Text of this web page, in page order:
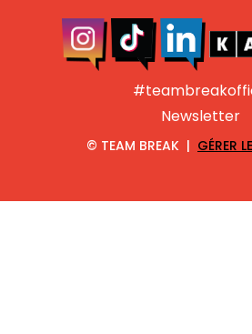
Newsletter
© TEAM BREAK | GÉRER